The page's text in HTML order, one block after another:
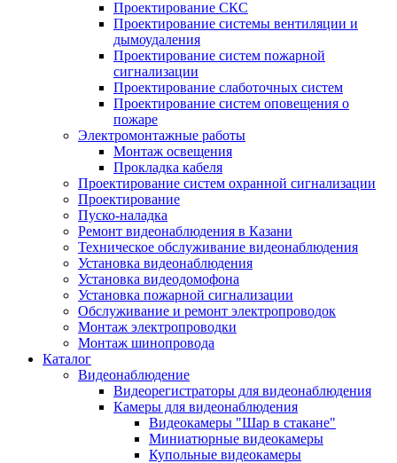
Проектирование СКС
Проектирование системы вентиляции и
дымоудаления
Проектирование систем пожарной
сигнализации
Проектирование слаботочных систем
Проектирование систем оповещения о
пожаре
Электромонтажные работы
Монтаж освещения
Прокладка кабеля
Проектирование систем охранной сигнализации
Проектирование
Пуско-наладка
Ремонт видеонаблюдения в Казани
Техническое обслуживание видеонаблюдения
Установка видеонаблюдения
Установка видеодомофона
Установка пожарной сигнализации
Обслуживание и ремонт электропроводок
Монтаж электропроводки
Монтаж шинопровода
Каталог
Видеонаблюдение
Видеорегистраторы для видеонаблюдения
Камеры для видеонаблюдения
Видеокамеры "Шар в стакане"
Миниатюрные видеокамеры
Купольные видеокамеры